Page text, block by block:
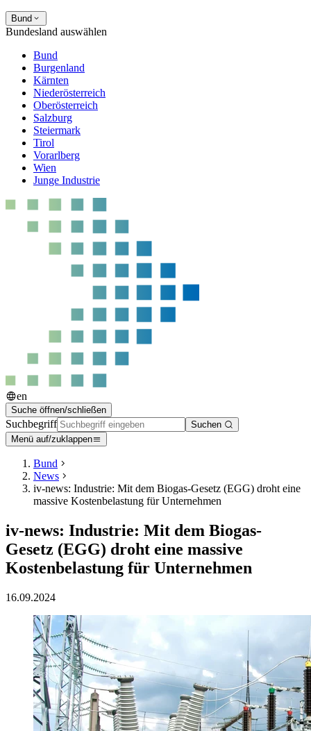
Bund
Bundesland auswählen
Bund
Burgenland
Kärnten
Niederösterreich
Oberösterreich
Salzburg
Steiermark
Tirol
Vorarlberg
Wien
Junge Industrie
en
Suche öffnen/schließen
Suchbegriff
Suchen
Menü auf/zuklappen
Bund
News
iv-news: Industrie: Mit dem Biogas-Gesetz (EGG) droht eine
massive Kostenbelastung für Unternehmen
iv-news: Industrie: Mit dem Biogas-
Gesetz (EGG) droht eine massive
Kostenbelastung für Unternehmen
16.09.2024